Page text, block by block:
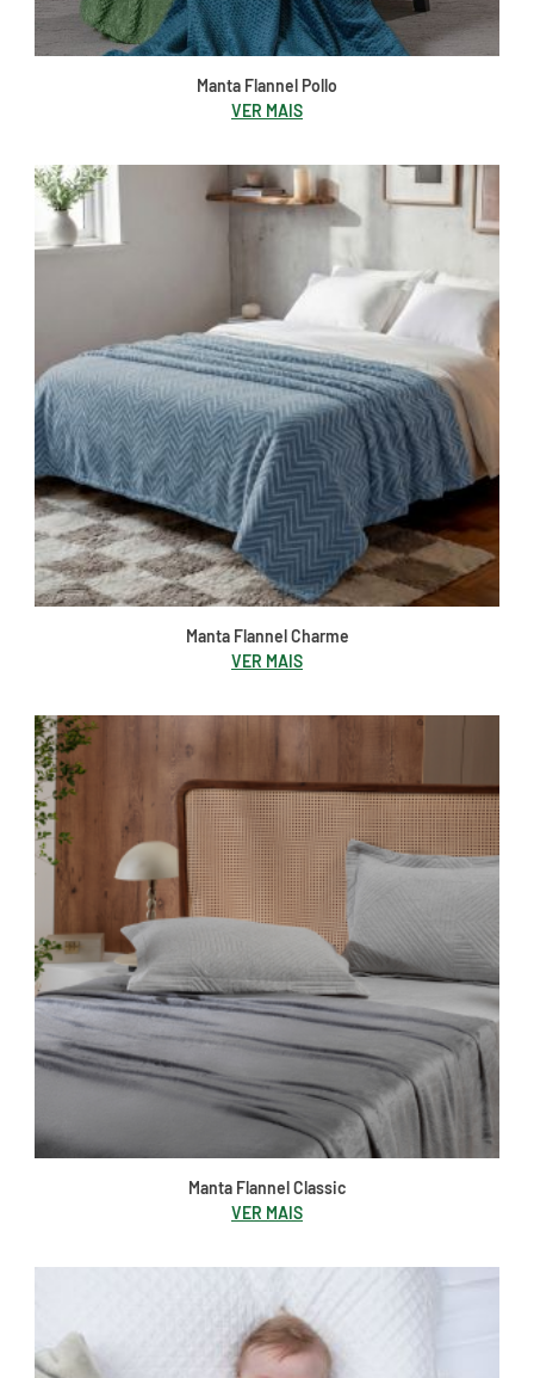
Manta Flannel Pollo
VER MAIS
Manta Flannel Charme
VER MAIS
Manta Flannel Classic
VER MAIS